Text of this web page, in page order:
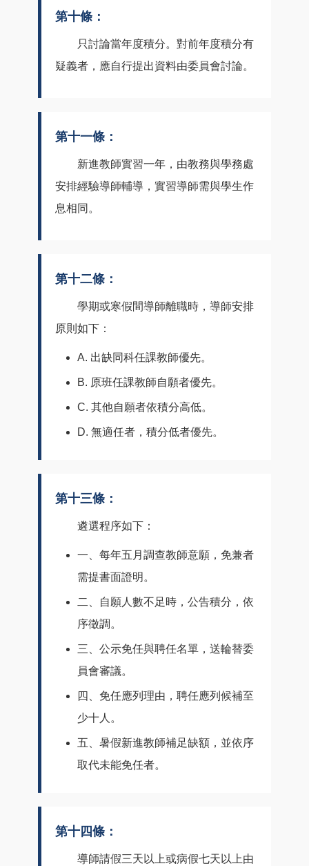
第十條：
只討論當年度積分。對前年度積分有
疑義者，應自行提出資料由委員會討論。
第十一條：
新進教師實習一年，由教務與學務處
安排經驗導師輔導，實習導師需與學生作
息相同。
第十二條：
學期或寒假間導師離職時，導師安排
原則如下：
A. 出缺同科任課教師優先。
B. 原班任課教師自願者優先。
C. 其他自願者依積分高低。
D. 無適任者，積分低者優先。
第十三條：
遴選程序如下：
一、每年五月調查教師意願，免兼者
需提書面證明。
二、自願人數不足時，公告積分，依
序徵調。
三、公示免任與聘任名單，送輪替委
員會審議。
四、免任應列理由，聘任應列候補至
少十人。
五、暑假新進教師補足缺額，並依序
取代未能免任者。
第十四條：
導師請假三天以上或病假七天以上由